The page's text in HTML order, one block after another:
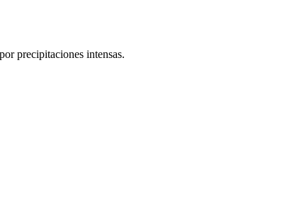
precipitaciones intensas.